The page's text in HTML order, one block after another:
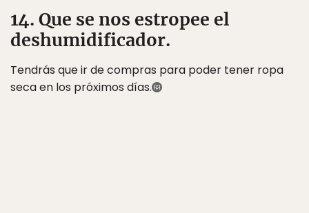
14. Que se nos estropee el
deshumidificador.
Tendrás que ir de compras para poder tener ropa
seca en los próximos días.